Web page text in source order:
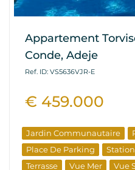
Appartement
Conde, Adeje
Ref. ID: VS5636VJR-E
€ 459.000
Jardin Communautaire
Place De Parking
Terrasse
Vue Mer
Vue